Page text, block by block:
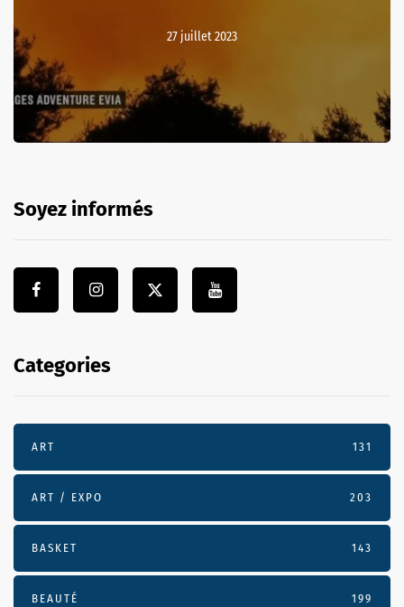
27 juillet 2023
Soyez informés
Categories
ART 131
ART / EXPO 203
BASKET 143
BEAUTÉ 199